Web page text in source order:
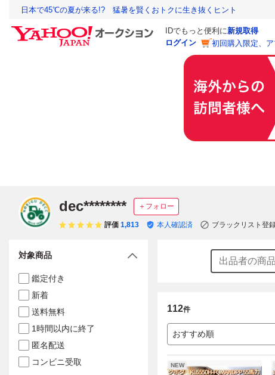
日本で45℃の夏が来る!? 猛暑を賢くおトクに生き抜くヒント
IDでもっと便利に新規取得
ログイン
初回購入限定、
dec******** ＋フォロー
評価 1,813 本人確認済 ブラックリスト登
112件
おすすめ順
NEW
対象商品
鑑定付き
新着
送料無料
1時間以内に終了
匿名配送
コンビニ受取